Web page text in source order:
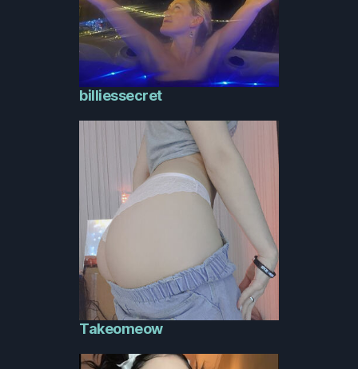
billiessecret
Takeomeow